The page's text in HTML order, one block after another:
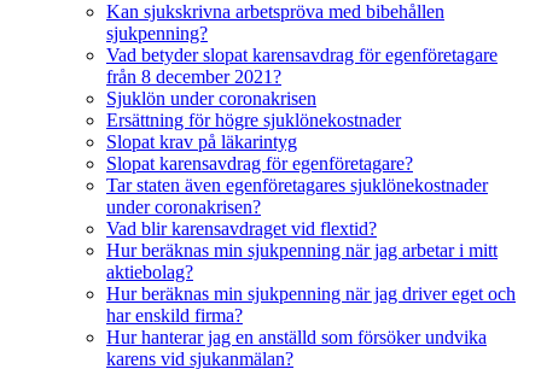
Kan sjukskrivna arbetspröva med bibehållen
sjukpenning?
Vad betyder slopat karensavdrag för egenföretagare
från 8 december 2021?
Sjuklön under coronakrisen
Ersättning för högre sjuklönekostnader
Slopat krav på läkarintyg
Slopat karensavdrag för egenföretagare?
Tar staten även egenföretagares sjuklönekostnader
under coronakrisen?
Vad blir karensavdraget vid flextid?
Hur beräknas min sjukpenning när jag arbetar i mitt
aktiebolag?
Hur beräknas min sjukpenning när jag driver eget och
har enskild firma?
Hur hanterar jag en anställd som försöker undvika
karens vid sjukanmälan?